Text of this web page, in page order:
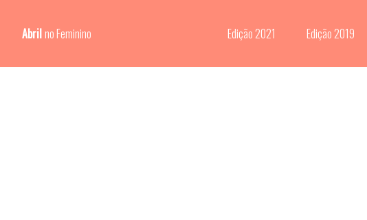
Abrilno Feminino Edição 2021 Edição 2019